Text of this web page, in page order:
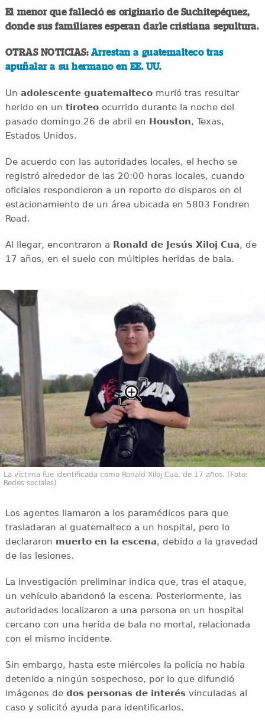
El menor que falleció es originario de Suchitepéquez,
donde sus familiares esperan darle cristiana sepultura.
OTRAS NOTICIAS: Arrestan a guatemalteco tras
apuñalar a su hermano en EE. UU.
Un adolescente guatemaltecomurió tras resultar
herido en un tiroteoocurrido durante la noche del
pasado domingo 26 de abril en Houston, Texas,
Estados Unidos.
De acuerdo con las autoridades locales, el hecho se
registró alrededor de las 20:00 horas locales, cuando
oficiales respondieron a un reporte de disparos en el
estacionamiento de un área ubicada en 5803 Fondren
Road.
Al llegar, encontraron a Ronald de Jesús Xiloj Cua, de
17 años, en el suelo con múltiples heridas de bala.
La víctima fue identificada como Ronald Xiloj Cua, de 17 años. (Foto:
Redes sociales)
Los agentes llamaron a los paramédicos para que
trasladaran al guatemalteco a un hospital, pero lo
declararon muerto en la escena, debido a la gravedad
de las lesiones.
La investigación preliminar indica que, tras el ataque,
un vehículo abandonó la escena. Posteriormente, las
autoridades localizaron a una persona en un hospital
cercano con una herida de bala no mortal, relacionada
con el mismo incidente.
Sin embargo, hasta este miércoles la policía no había
detenido a ningún sospechoso, por lo que difundió
imágenes de dos personas de interésvinculadas al
caso y solicitó ayuda para identificarlos.